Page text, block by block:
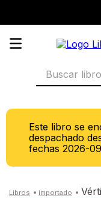
Buscar libros
Este libro se
despachado
fechas2026-